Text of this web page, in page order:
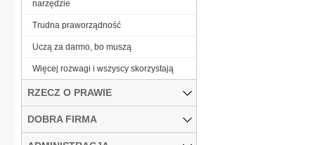
narzędzie
Trudna praworządność
Uczą za darmo, bo muszą
Więcej rozwagi i wszyscy skorzystają
RZECZ O PRAWIE
DOBRA FIRMA